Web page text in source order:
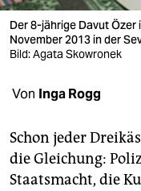
verlag
veranstaltungen
unterstützen
abo
Der 8-jährige Davut Özer
November 2013 in der
Bild: Agata Skowronek
Von Inga Rogg
Schon jeder
die Gleichung:
Staatsmacht, die